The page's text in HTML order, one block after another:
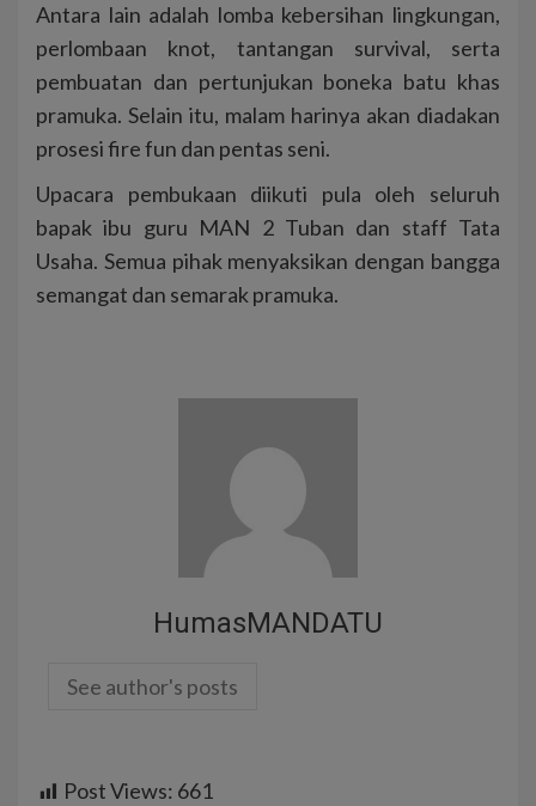
Antara lain adalah lomba kebersihan lingkungan,
perlombaan knot, tantangan survival, serta
pembuatan dan pertunjukan boneka batu khas
pramuka. Selain itu, malam harinya akan diadakan
prosesi fire fun dan pentas seni.
Upacara pembukaan diikuti pula oleh seluruh
bapak ibu guru MAN 2 Tuban dan staff Tata
Usaha. Semua pihak menyaksikan dengan bangga
semangat dan semarak pramuka.
HumasMANDATU
See author's posts
Post Views: 661